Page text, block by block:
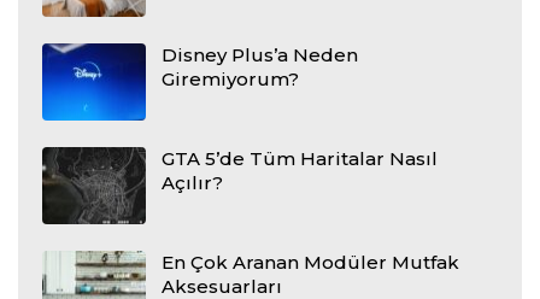
Disney Plus’a Neden
Giremiyorum?
GTA 5’de Tüm Haritalar Nasıl
Açılır?
En Çok Aranan Modüler Mutfak
Aksesuarları